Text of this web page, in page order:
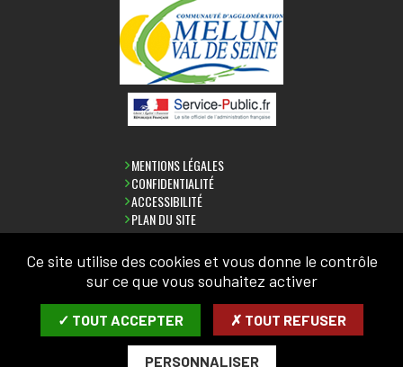
MENTIONS LÉGALES
CONFIDENTIALITÉ
ACCESSIBILITÉ
PLAN DU SITE
NEWSLETTER
SAISIR VOTRE ADRESSE MAIL:
Ce site utilise des cookies et vous donne le contrôle
sur ce que vous souhaitez activer
✓ TOUT ACCEPTER ✗ TOUT REFUSER
PERSONNALISER